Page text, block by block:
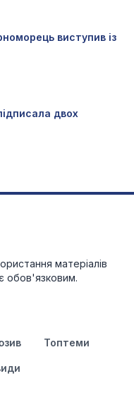
виступив із
двох
матеріалів
обов'язковим.
Топтеми